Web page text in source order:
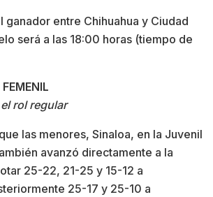
ganador entre Chihuahua y Ciudad
será a las 18:00 horas (tiempo de
rol regular
las menores, Sinaloa, en la Juvenil
avanzó directamente a la
25-22, 21-25 y 15-12 a
25-17 y 25-10 a